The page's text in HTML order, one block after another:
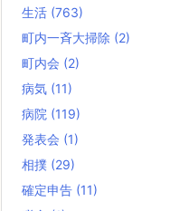
生活 (763)
町内一斉大掃除 (2)
町内会 (2)
病気 (11)
病院 (119)
発表会 (1)
相撲 (29)
確定申告 (11)